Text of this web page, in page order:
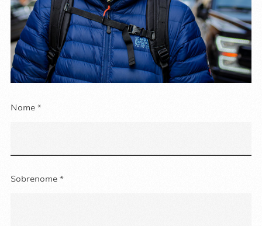
Nome *
Sobrenome *